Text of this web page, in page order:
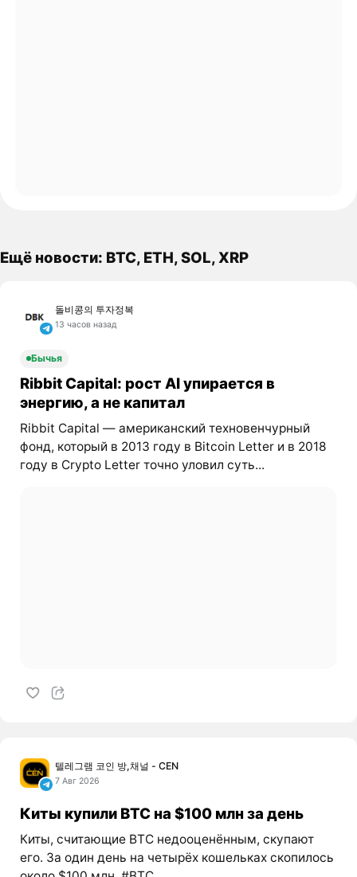
Ещё новости: BTC, ETH, SOL, XRP
돌비콩의 투자정복
13 часов назад
Бычья
Ribbit Capital: рост AI упирается в
энергию, а не капитал
Ribbit Capital — американский техновенчурный
фонд, который в 2013 году в Bitcoin Letter и в 2018
году в Crypto Letter точно уловил суть...
텔레그램 코인 방,채널 - CEN
7 Авг 2026
Киты купили BTC на $100 млн за день
Киты, считающие BTC недооценённым, скупают
его. За один день на четырёх кошельках скопилось